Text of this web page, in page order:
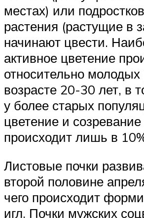
местах) или
растения (растущие в
начинают цвести.
активное цветение
относительно молодых
возрасте 20-30 лет, в
у более старых
цветение и
происходит лишь в
Листовые почки
второй половине
чего происходит
игл. Почки мужских